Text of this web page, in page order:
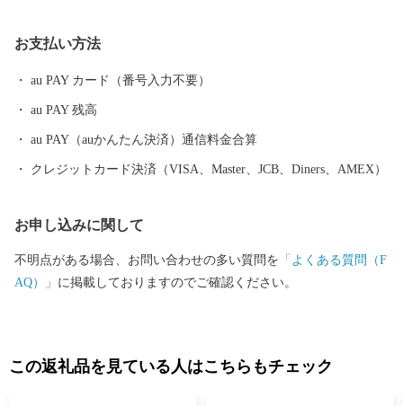
万里市が責任をもって安全に管理・保管し、第三者に譲渡・提供
することはございません。 寄附者様からいただいた個人情報は、
する報告、伊万里市が主催・出展するふるさと納税関連イベント
情報の提供、伊万里市のふるさと納税に関する情報提供のため、
使用させていただきます。 また、情報の提供手段としては、電子
里市ふるさと納税サポート室】 電話：0955-58-9930 ＦＡＸ：050-3
606-3441 メール：support@furusato-imari.jp ※伊万里市はふるさと
納税のサポート室業務と、ワンストップ特例申請受付業務を外部
お支払い方法
au PAY カード（番号入力不要）
au PAY 残高
au PAY（auかんたん決済）通信料金合算
クレジットカード決済（VISA、Master、JCB、Diners、AMEX）
お申し込みに関して
不明点がある場合、お問い合わせの多い質問を 「よくある質問（F
AQ）」 に掲載しておりますのでご確認ください。
この返礼品を見ている人はこちらもチェック